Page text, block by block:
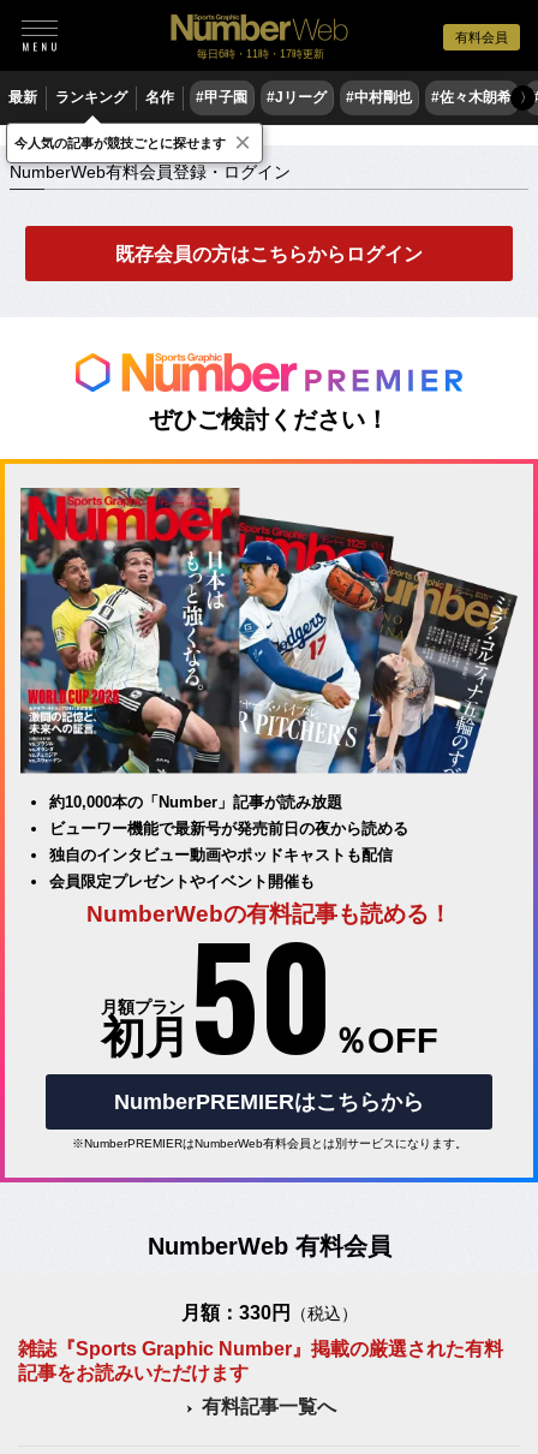
有料会員
毎日6時・11時・17時更新
最新 ランキング 名作 #甲子園 #Jリーグ #中村剛也 #佐々木朗希 〉
NumberWeb有料会員登録・ログイン
NumberWeb有料会員登録・ログイン
既存会員の方はこちらからログイン
ぜひご検討ください！
約10,000本の「Number」記事が読み放題
ビューワー機能で最新号が発売前日の夜から読める
独自のインタビュー動画やポッドキャストも配信
会員限定プレゼントやイベント開催も
NumberWebの有料記事も読める！
月額プラン
初月 50 ％OFF
NumberPREMIERはこちらから
※NumberPREMIERはNumberWeb有料会員とは別サービスになります。
NumberWeb 有料会員
月額：330円 （税込）
雑誌『Sports Graphic Number』掲載の厳選された有料
記事をお読みいただけます
有料記事一覧へ
今人気の記事が競技ごとに探せます ×